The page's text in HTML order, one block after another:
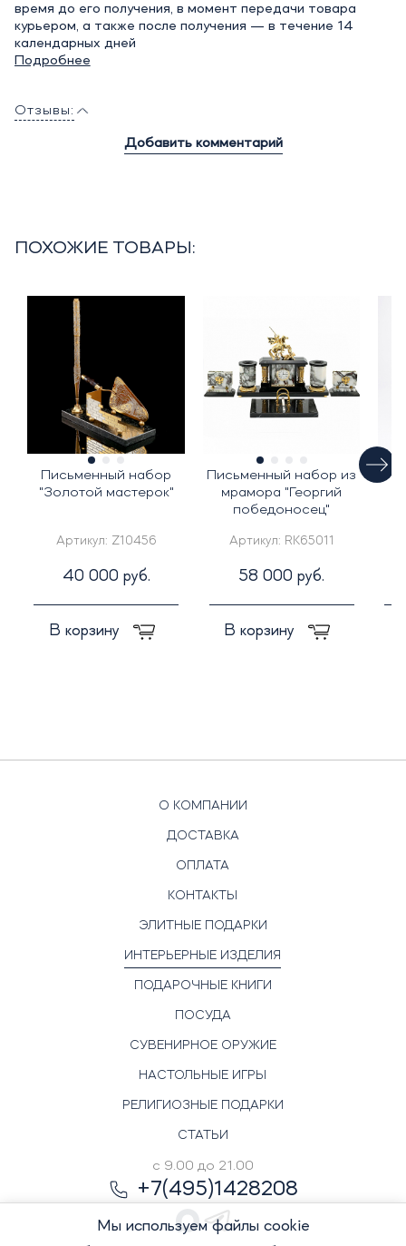
время до его получения, в момент передачи товара
курьером, а также после получения — в течение 14
календарных дней
Подробнее
Отзывы:
Добавить комментарий
ПОХОЖИЕ ТОВАРЫ:
Письменный набор
"Золотой мастерок"
Артикул: Z10456
40 000 руб.
В корзину
Письменный набор из
мрамора "Георгий
победоносец"
Артикул: RK65011
58 000 руб.
В корзину
О КОМПАНИИ
ДОСТАВКА
ОПЛАТА
КОНТАКТЫ
ЭЛИТНЫЕ ПОДАРКИ
ИНТЕРЬЕРНЫЕ ИЗДЕЛИЯ
ПОДАРОЧНЫЕ КНИГИ
ПОСУДА
СУВЕНИРНОЕ ОРУЖИЕ
НАСТОЛЬНЫЕ ИГРЫ
РЕЛИГИОЗНЫЕ ПОДАРКИ
СТАТЬИ
с 9.00 до 21.00
+7(495)1428208
Мы используем файлы cookie